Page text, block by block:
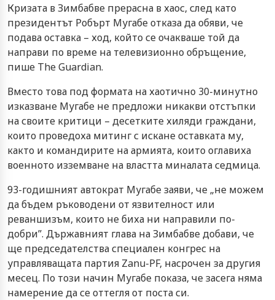
Кризата в Зимбабве прерасна в хаос, след като
президентът Робърт Мугабе отказа да обяви, че
подава оставка – ход, който се очакваше той да
направи по време на телевизионно обръщение,
пише The Guardian.
Вместо това под формата на хаотично 30-минутно
изказване Мугабе не предложи никакви отстъпки
на своите критици – десетките хиляди граждани,
които проведоха митинг с искане оставката му,
както и командирите на армията, които оглавиха
военното изземване на властта миналата седмица.
93-годишният автократ Мугабе заяви, че „не можем
да бъдем ръководени от язвителност или
реваншизъм, които не биха ни направили по-
добри”. Държавният глава на Зимбабве добави, че
ще председателства специален конгрес на
управляващата партия Zanu-PF, насрочен за другия
месец. По този начин Мугабе показа, че засега няма
намерение да се оттегля от поста си.